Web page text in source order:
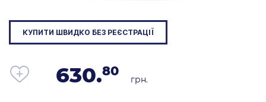
КУПИТИ ШВИДКО БЕЗ РЕЄСТРАЦІЇ
630.80
грн.